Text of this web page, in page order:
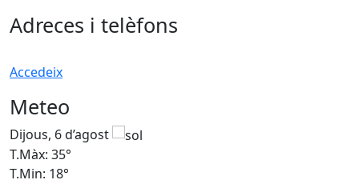
Adreces i telèfons
Accedeix
Meteo
Dijous, 6 d’agost
T.Màx: 35°
T.Min: 18°